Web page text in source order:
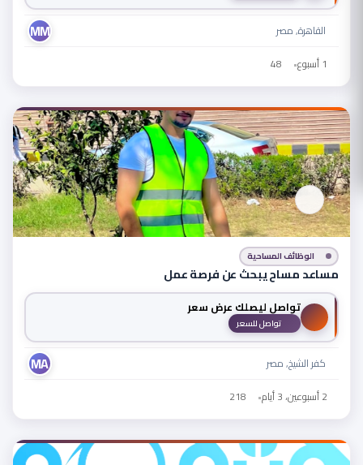
القاهرة, مصر MM
1 أسبوع •
48
الوظائف المساحية
مساعد مساح يبحث عن فرصة عمل
تواصل ليصلك عرض سعر
تواصل للسعر
كفر الشيخ, مصر MA
2 أسبوعين، 3 أيام •
218